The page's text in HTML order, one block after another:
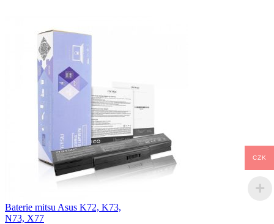
Baterie mitsu Asus K72, K73,
N73, X77
CZK